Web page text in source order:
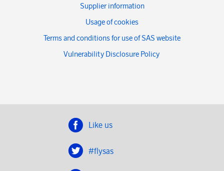
Supplier information
Usage of cookies
Terms and conditions for use of SAS website
Vulnerability Disclosure Policy
Like us
#flysas